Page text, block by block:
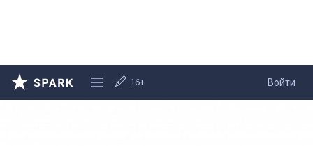
Войти
16+